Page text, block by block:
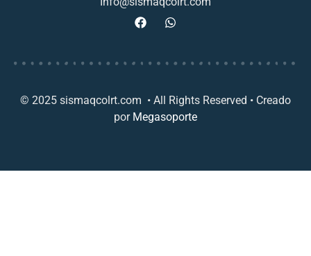
© 2025 sismaqcolrt.com • All Rights Reserved • Creado
por Megasoporte